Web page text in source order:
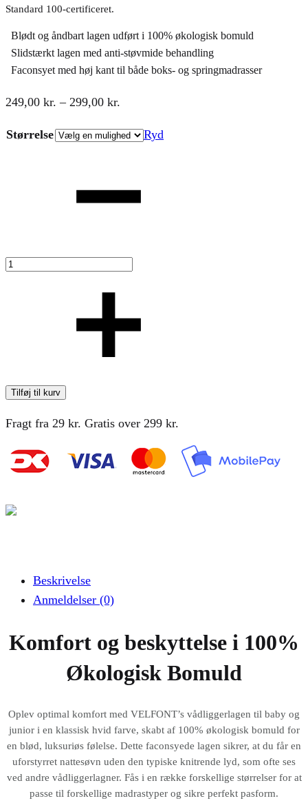
Standard 100-certificeret.
Blødt og åndbart lagen udført i 100% økologisk bomuld
Slidstærkt lagen med anti-støvmide behandling
Faconsyet med høj kant til både boks- og springmadrasser
249,00 kr. – 299,00 kr.
til
Størrelse
Ryd
Tilføj til kurv
Fragt fra 29 kr. Gratis over 299 kr.
Beskrivelse
Anmeldelser (0)
Komfort og beskyttelse i 100%
Økologisk Bomuld
Oplev optimal komfort med VELFONT’s vådliggerlagen til baby og
junior i en klassisk hvid farve, skabt af 100% økologisk bomuld for
en blød, luksuriøs følelse. Dette faconsyede lagen sikrer, at du får en
uforstyrret nattesøvn uden den typiske knitrende lyd, som ofte ses
ved andre vådliggerlagner. Fås i en række forskellige størrelser for at
passe til forskellige madrastyper og sikre perfekt pasform.